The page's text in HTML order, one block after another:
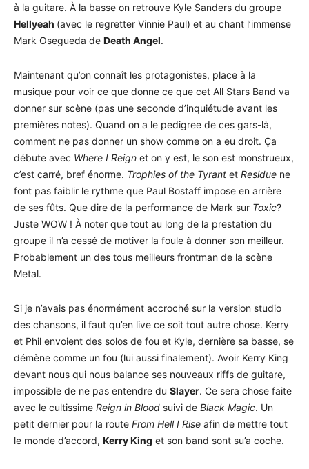
à la guitare. À la basse on retrouve Kyle Sanders du groupe
Hellyeah (avec le regretter Vinnie Paul) et au chant l’immense
Mark Osegueda de Death Angel.
Maintenant qu’on connaît les protagonistes, place à la
musique pour voir ce que donne ce que cet All Stars Band va
donner sur scène (pas une seconde d’inquiétude avant les
premières notes). Quand on a le pedigree de ces gars-là,
comment ne pas donner un show comme on a eu droit. Ça
débute avec Where I Reign et on y est, le son est monstrueux,
c’est carré, bref énorme. Trophies of the Tyrant et Residue ne
font pas faiblir le rythme que Paul Bostaff impose en arrière
de ses fûts. Que dire de la performance de Mark sur Toxic?
Juste WOW ! À noter que tout au long de la prestation du
groupe il n’a cessé de motiver la foule à donner son meilleur.
Probablement un des tous meilleurs frontman de la scène
Metal.
Si je n’avais pas énormément accroché sur la version studio
des chansons, il faut qu’en live ce soit tout autre chose. Kerry
et Phil envoient des solos de fou et Kyle, dernière sa basse, se
démène comme un fou (lui aussi finalement). Avoir Kerry King
devant nous qui nous balance ses nouveaux riffs de guitare,
impossible de ne pas entendre du Slayer. Ce sera chose faite
avec le cultissime Reign in Blood suivi de Black Magic. Un
petit dernier pour la route From Hell I Rise afin de mettre tout
le monde d’accord, Kerry King et son band sont su’a coche.